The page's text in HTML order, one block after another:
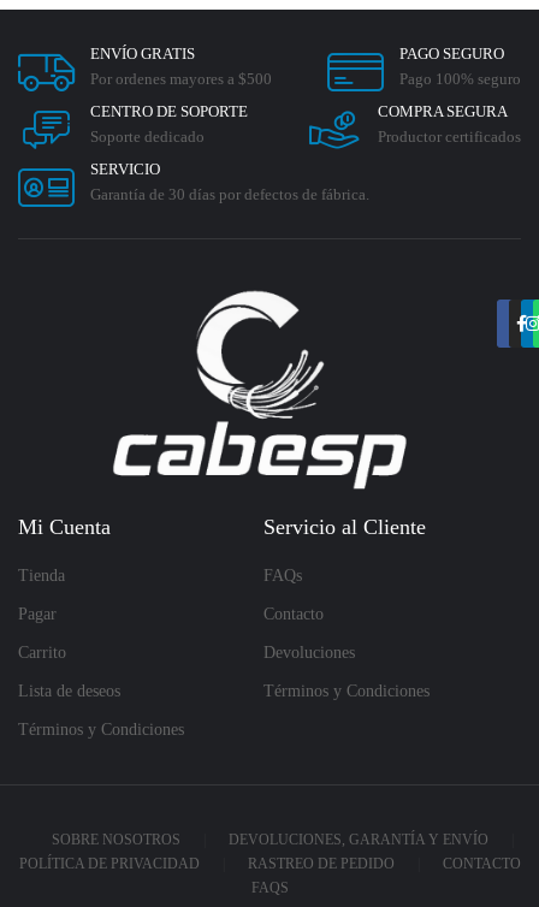
ENVÍO GRATIS
Por ordenes mayores a $500
PAGO SEGURO
Pago 100% seguro
CENTRO DE SOPORTE
Soporte dedicado
COMPRA SEGURA
Productor certificados
SERVICIO
Garantía de 30 días por defectos de fábrica.
Mi Cuenta
Tienda
Pagar
Carrito
Lista de deseos
Términos y Condiciones
Servicio al Cliente
FAQs
Contacto
Devoluciones
Términos y Condiciones
SOBRE NOSOTROS
DEVOLUCIONES, GARANTÍA Y ENVÍO
POLÍTICA DE PRIVACIDAD
RASTREO DE PEDIDO
CONTACTO
FAQS